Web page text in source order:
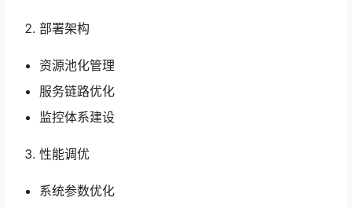
部署架构
资源池化管理
服务链路优化
监控体系建设
性能调优
系统参数优化